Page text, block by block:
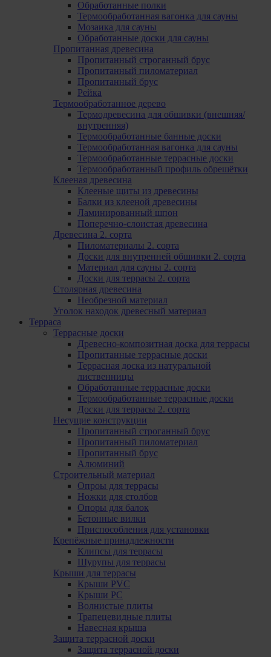
Обработанные полки
Термообработанная вагонка для сауны
Мозаика для сауны
Обработанные доски для сауны
Пропитанная древесина
Пропитанный строганный брус
Пропитанный пиломатериал
Пропитанный брус
Pейка
Термообработанное дерево
Термодревесина для обшивки (внешняя/
внутренняя)
Термообработанные банные доски
Термообработанная вагонка для сауны
Термообработанные террасные доски
Термообработанный профиль обрешётки
Клееная древесина
Клееные щиты из древесины
Балки из клееной древесины
Ламинированный шпон
Поперечно-слоистая древесина
Древесина 2. сорта
Пиломатериалы 2. сорта
Доски для внутренней обшивки 2. сорта
Материал для сауны 2. сорта
Доски для террасы 2. сорта
Столярная древесина
Необрезной материал
Уголок находок древесный материал
Терраса
Террасные доски
Древесно-композитная доска для террасы
Пропитанные террасные доски
Террасная доска из натуральной
лиственницы
Обработанные террасные доски
Термообработанные террасные доски
Доски для террасы 2. сорта
Несущие конструкции
Пропитанный строганный брус
Пропитанный пиломатериал
Пропитанный брус
Алюминий
Строительный материал
Опроы для террасы
Ножки для столбов
Опоры для балок
Бетонные вилки
Приспособления для установки
Крепёжные принадлежности
Клипсы для террасы
Шурупы для террасы
Крыши для террасы
Крыши PVC
Крыши PC
Волнистые плиты
Трапецевидные плиты
Навесная крыша
Защита террасной доски
Защита террасной доски